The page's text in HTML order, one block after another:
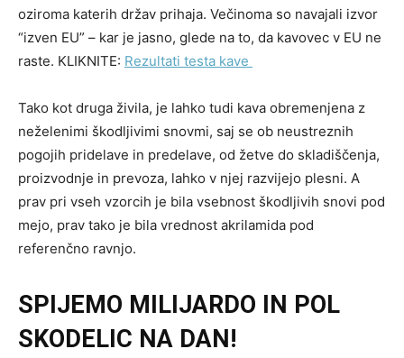
oziroma katerih držav prihaja. Večinoma so navajali izvor
“izven EU” – kar je jasno, glede na to, da kavovec v EU ne
raste. KLIKNITE: Rezultati testa kave
Tako kot druga živila, je lahko tudi kava obremenjena z
neželenimi škodljivimi snovmi, saj se ob neustreznih
pogojih pridelave in predelave, od žetve do skladiščenja,
proizvodnje in prevoza, lahko v njej razvijejo plesni. A
prav pri vseh vzorcih je bila vsebnost škodljivih snovi pod
mejo, prav tako je bila vrednost akrilamida pod
referenčno ravnjo.
SPIJEMO MILIJARDO IN POL
SKODELIC NA DAN!